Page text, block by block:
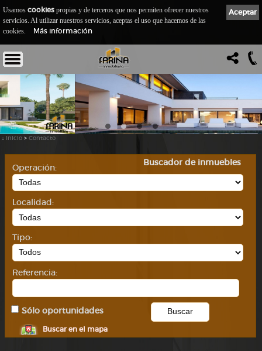
:: Inicio > Contacto
Buscador de inmuebles
Operación:
Localidad:
Tipo:
Referencia:
Sólo oportunidades
Buscar en el mapa
Aceptar
Usamos cookies propias y de terceros que nos permiten ofrecer nuestros
servicios. Al utilizar nuestros servicios, aceptas el uso que hacemos de las
cookies.
Más información